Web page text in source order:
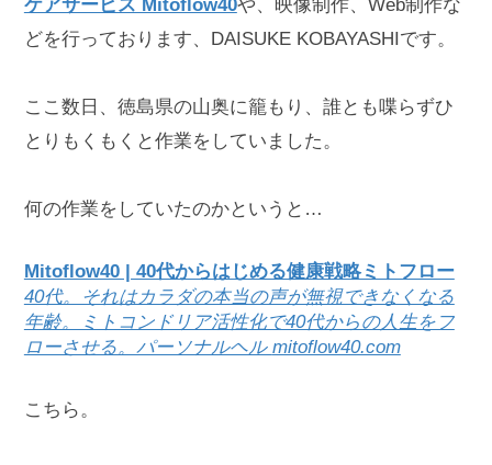
ケアサービス Mitoflow40や、映像制作、Web制作な
どを行っております、DAISUKE KOBAYASHIです。
ここ数日、徳島県の山奥に籠もり、誰とも喋らずひ
とりもくもくと作業をしていました。
何の作業をしていたのかというと…
Mitoflow40 | 40代からはじめる健康戦略ミトフロー
40代。それはカラダの本当の声が無視できなくなる
年齢。ミトコンドリア活性化で40代からの人生をフ
ローさせる。パーソナルヘル mitoflow40.com
こちら。